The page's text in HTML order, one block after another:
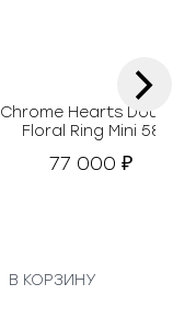
Chrome Hearts Double
Floral Ring Mini 58
77 000₽
В КОРЗИНУ
›